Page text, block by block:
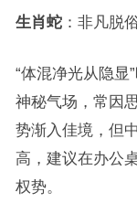
生肖蛇：非凡脱
“体混净光从隐显
神秘气场，常因
势渐入佳境，但
高，建议在办公
权势。